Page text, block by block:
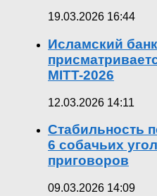
19.03.2026 16:44
Исламский
MITT-2026
12.03.2026 14:11
Стабильность
6 собачьих
приговоров
09.03.2026 14:09